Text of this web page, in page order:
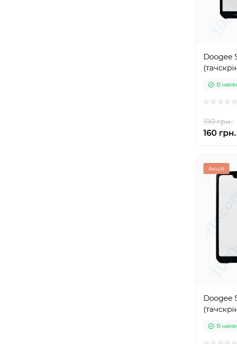
Doogee
В
190 грн.
160 грн.
Акція
Doogee
В